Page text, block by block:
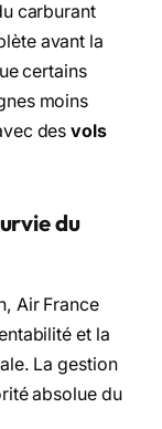
carburant
avant la
certains
moins
desvols
du
Air France
et la
La gestion
absolue du